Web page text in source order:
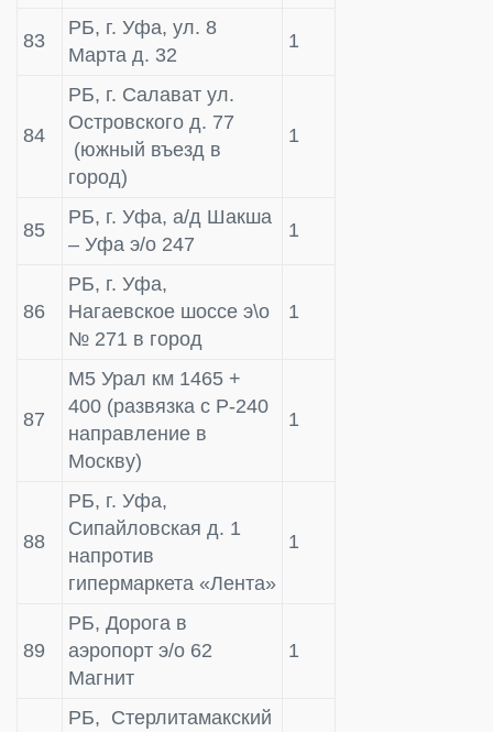
83
РБ, г. Уфа, ул. 8
Марта д. 32
1
84
РБ, г. Салават ул.
Островского д. 77
(южный въезд в
город)
1
85
РБ, г. Уфа, а/д Шакша
– Уфа э/о 247
1
86
РБ, г. Уфа,
Нагаевское шоссе э\о
№ 271 в город
1
87
М5 Урал км 1465 +
400 (развязка с Р-240
направление в
Москву)
1
88
РБ, г. Уфа,
Сипайловская д. 1
напротив
гипермаркета «Лента»
1
89
РБ, Дорога в
аэропорт э/о 62
Магнит
1
РБ, Стерлитамакский